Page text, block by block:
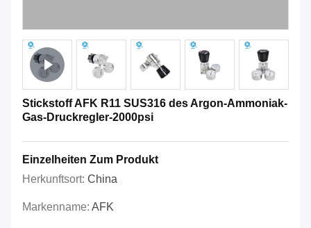
Stickstoff AFK R11 SUS316 des Argon-Ammoniak-
Gas-Druckregler-2000psi
Einzelheiten Zum Produkt
Herkunftsort: China
Markenname: AFK